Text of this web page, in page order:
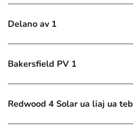
Delano av 1
Bakersfield PV 1
Redwood 4 Solar ua liaj ua teb